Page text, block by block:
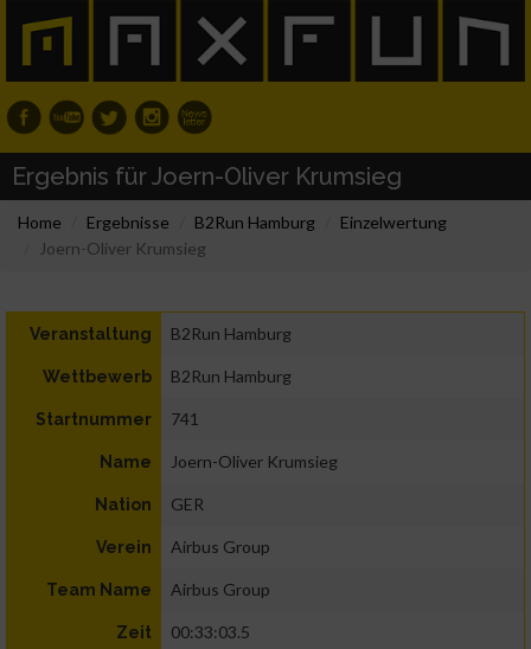
Ergebnis für Joern-Oliver Krumsieg
Home Ergebnisse B2Run Hamburg
Einzelwertung
Joern-Oliver Krumsieg
Veranstaltung B2Run Hamburg
Wettbewerb B2Run Hamburg
Startnummer 741
Name Joern-Oliver Krumsieg
Nation GER
Verein Airbus Group
Team Name Airbus Group
Zeit 00:33:03.5